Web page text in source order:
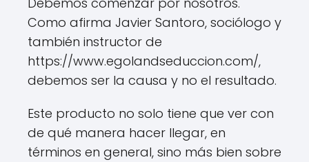
Como afirma Javier Santoro, sociólogo y
también instructor de
https://www.egolandseduccion.com/,
debemos ser la causa y no el resultado.
Este producto no solo tiene que ver con
de qué manera hacer llegar, en
términos en general, sino más bien sobre